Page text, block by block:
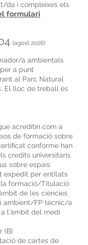
da i compleixes els
formulari
(agost 2026)
a ambientals
a punt
al Parc Natural
El lloc de treball és
acreditin com a
de formació sobre
conforme han
credits universitaris
sobre espais
expedit per entitats
formació/Titulació
de les ciències
ambient/FP tècnic/a
l'àmbit del medi
(B)
de cartes de